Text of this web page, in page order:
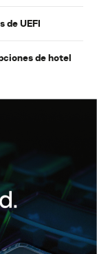
de UEFI
de hotel